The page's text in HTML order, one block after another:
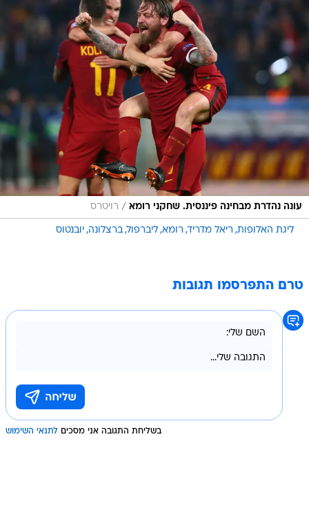
עונה נהדרת מבחינה פיננסית. שחקני רומא / רויטרס
ליגת האלופות ריאל מדריד רומא ליברפול ברצלונה יובנטוס
טרם התפרסמו תגובות
בשליחת התגובה אני מסכים לתנאי השימוש